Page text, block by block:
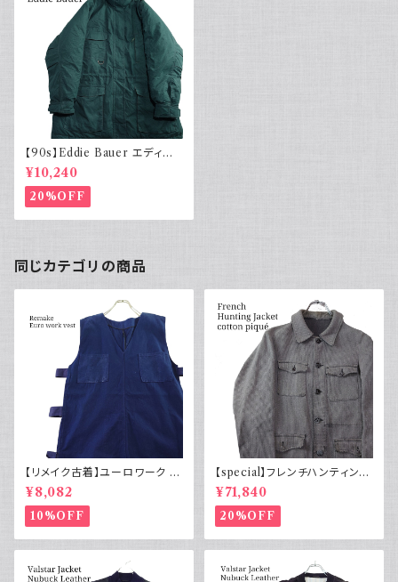
【90s】Eddie Bauer エディー
バウアー グースダウンジャケッ
ト 緑
¥10,240
20%OFF
同じカテゴリの商品
【リメイク古着】ユーロワーク ベ
スト フランス軍GAOモチーフ 管
理番号E217
¥8,082
10%OFF
【special】フレンチハンティング
ジャケット コットンピケ 動物ボ
タン50s
¥71,840
20%OFF